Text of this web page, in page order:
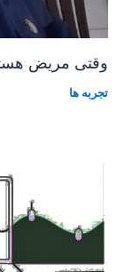
وقتی مریض
تجربه ها